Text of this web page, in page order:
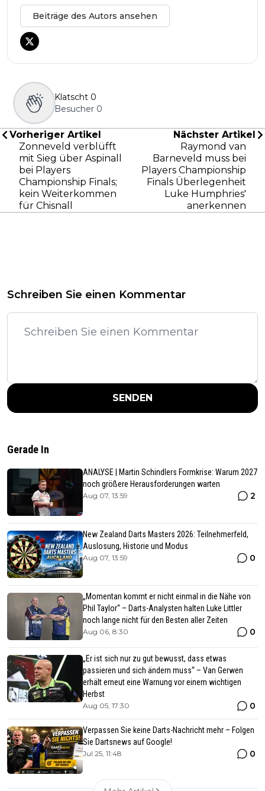
Beiträge des Autors ansehen
Klatscht 0
Besucher 0
Vorheriger Artikel
Zonneveld verblüfft
mit Sieg über Aspinall
bei Players
Championship Finals;
kein Weiterkommen
für Chisnall
Nächster Artikel
Raymond van
Barneveld muss bei
Players Championship
Finals Überlegenheit
Luke Humphries'
anerkennen
Schreiben Sie einen Kommentar
SENDEN
Gerade In
ANALYSE | Martin Schindlers Formkrise: Warum 2027
noch größere Herausforderungen warten
Aug 07, 13:59 2
New Zealand Darts Masters 2026: Teilnehmerfeld,
Auslosung, Historie und Modus
Aug 07, 13:59 0
„Momentan kommt er nicht einmal in die Nähe von
Phil Taylor“ – Darts-Analysten halten Luke Littler
noch lange nicht für den Besten aller Zeiten
Aug 06, 8:30 0
„Er ist sich nur zu gut bewusst, dass etwas
passieren und sich ändern muss“ – Van Gerwen
erhält erneut eine Warnung vor einem wichtigen
Herbst
Aug 05, 17:30 0
Verpassen Sie keine Darts-Nachricht mehr – Folgen
Sie Dartsnews auf Google!
Jul 25, 11:48 0